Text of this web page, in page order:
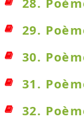
28.
29.
30.
31.
32.